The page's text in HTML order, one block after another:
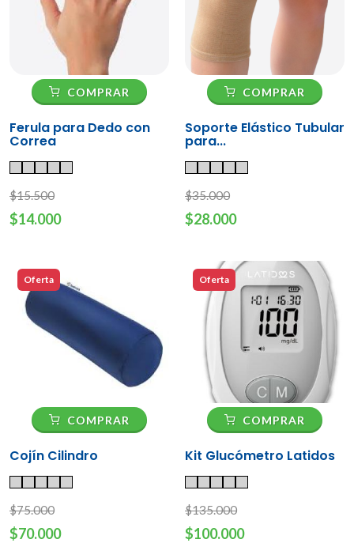
COMPRAR
Ferula para Dedo con
Correa
$15.500
$14.000
COMPRAR
Soporte Elástico Tubular
para...
$35.000
$28.000
Oferta
COMPRAR
Cojín Cilindro
$75.000
$70.000
Oferta
COMPRAR
Kit Glucómetro Latidos
$135.000
$100.000